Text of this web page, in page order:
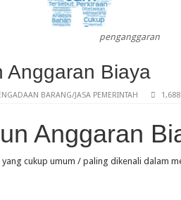
penganggaran
Anggaran Biaya
BARANG/JASA PEMERINTAH
Anggaran
cukup umum / paling dikenali dalam